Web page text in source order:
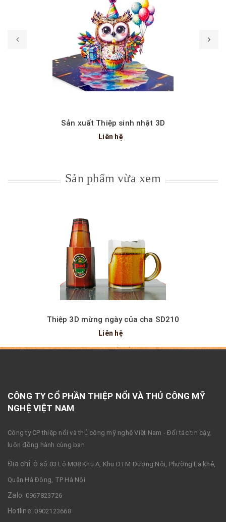
Sản xuất Thiệp sinh nhật 3D
Liên hệ
Sản phẩm vừa xem
Thiệp 3D mừng ngày của cha SD210
Liên hệ
CÔNG TY CỔ PHẦN THIỆP NỔI VÀ THỦ CÔNG MỸ
NGHỆ VIỆT NAM
Công ty CP thiệp nổi và thủ công mỹ nghệ Việt Nam - Đối tác tin cậy,
luôn đồng hành cùng bạn
Địa chỉ: Ô số 03 Lô M08 Khu A, Khu ĐTM Dương Nội, Phường La khê,
Quận Hà Đông, TP Hà Nội
Zalo: 0967823726
Hotline: 0902123668